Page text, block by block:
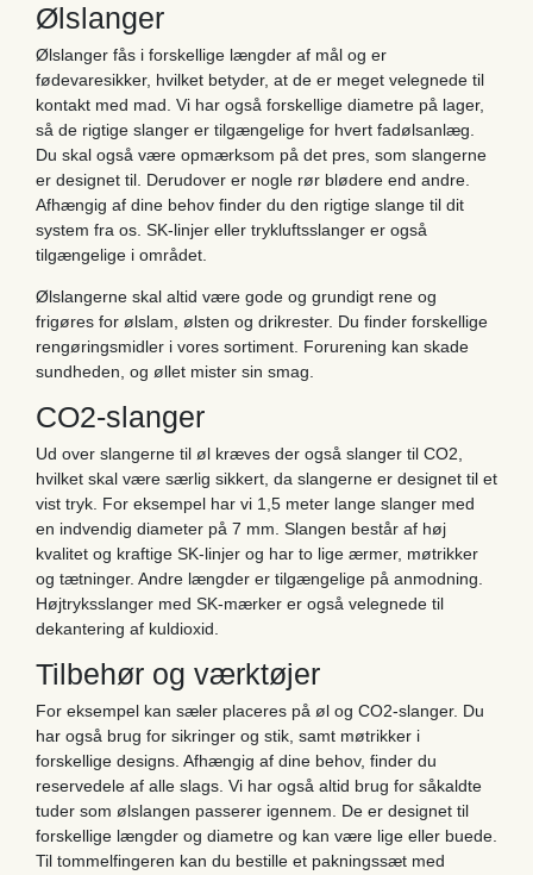
Ølslanger
Ølslanger fås i forskellige længder af mål og er
fødevaresikker, hvilket betyder, at de er meget velegnede til
kontakt med mad. Vi har også forskellige diametre på lager,
så de rigtige slanger er tilgængelige for hvert fadølsanlæg.
Du skal også være opmærksom på det pres, som slangerne
er designet til. Derudover er nogle rør blødere end andre.
Afhængig af dine behov finder du den rigtige slange til dit
system fra os. SK-linjer eller trykluftsslanger er også
tilgængelige i området.
Ølslangerne skal altid være gode og grundigt rene og
frigøres for ølslam, ølsten og drikrester. Du finder forskellige
rengøringsmidler i vores sortiment. Forurening kan skade
sundheden, og øllet mister sin smag.
CO2-slanger
Ud over slangerne til øl kræves der også slanger til CO2,
hvilket skal være særlig sikkert, da slangerne er designet til et
vist tryk. For eksempel har vi 1,5 meter lange slanger med
en indvendig diameter på 7 mm. Slangen består af høj
kvalitet og kraftige SK-linjer og har to lige ærmer, møtrikker
og tætninger. Andre længder er tilgængelige på anmodning.
Højtryksslanger med SK-mærker er også velegnede til
dekantering af kuldioxid.
Tilbehør og værktøjer
For eksempel kan sæler placeres på øl og CO2-slanger. Du
har også brug for sikringer og stik, samt møtrikker i
forskellige designs. Afhængig af dine behov, finder du
reservedele af alle slags. Vi har også altid brug for såkaldte
tuder som ølslangen passerer igennem. De er designet til
forskellige længder og diametre og kan være lige eller buede.
Til tommelfingeren kan du bestille et pakningssæt med